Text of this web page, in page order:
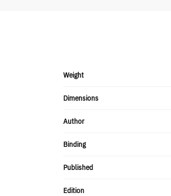
Weight
Dimensions
Author
Binding
Published
Edition